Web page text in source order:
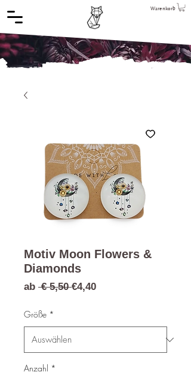
Warenkorb
Motiv Moon Flowers &
Diamonds
ab € 5,50 Standardpreis
€4,40Sale-
Größe *
Anzahl *